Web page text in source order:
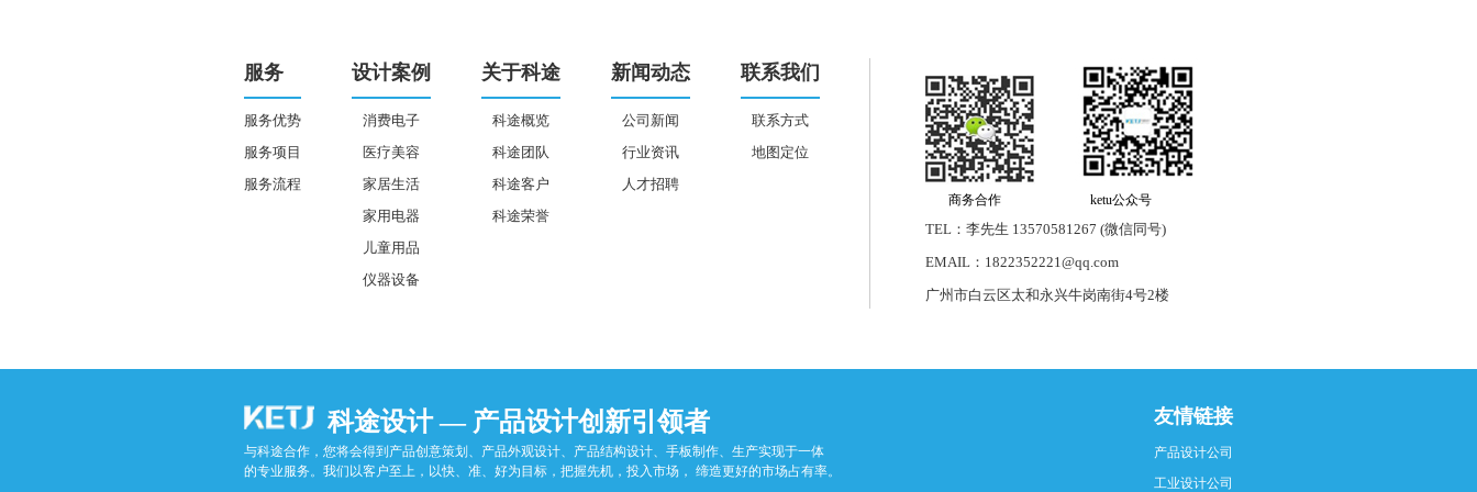
服务
服务优势
服务项目
服务流程
设计案例
消费电子
医疗美容
家居生活
家用电器
儿童用品
仪器设备
关于科途
科途概览
科途团队
科途客户
科途荣誉
新闻动态
公司新闻
行业资讯
人才招聘
联系我们
联系方式
地图定位
商务合作 ketu公众号
TEL：李先生 13570581267 (微信同号)
EMAIL：1822352221@qq.com
广州市白云区太和永兴牛岗南街4号2楼
科途设计 — 产品设计创新引领者
与科途合作，您将会得到产品创意策划、产品外观设计、产品结构设计、手板制作、生产实现于一体
的专业服务。我们以客户至上，以快、准、好为目标，把握先机，投入市场， 缔造更好的市场占有率。
友情链接
产品设计公司
工业设计公司